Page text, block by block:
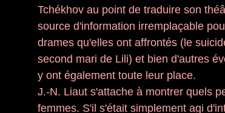
Tchékhov au point de traduire son
source d'information irremplaçable
drames qu'elles ont affrontés (le
second mari de Lili) et bien d'autres
y ont également toute leur place.
J.-N. Liaut s'attache à montrer quels
femmes. S'il s'était simplement agi